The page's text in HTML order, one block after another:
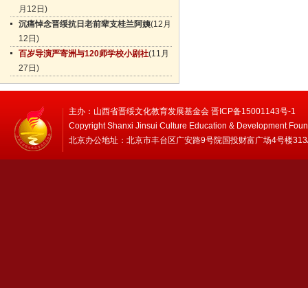
月12日)
沉痛悼念晋绥抗日老前辈支桂兰阿姨(12月
12日)
百岁导演严寄洲与120师学校小剧社(11月
27日)
主办：山西省晋绥文化教育发展基金会 晋ICP备15001143号-1
Copyright Shanxi Jinsui Culture Education & Development
北京办公地址：北京市丰台区广安路9号院国投财富广场4号楼